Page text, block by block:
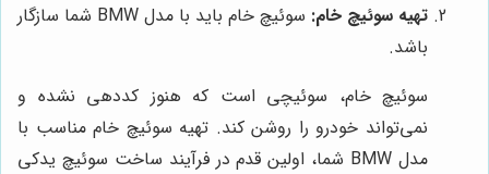
تهیه سوئیچ خام:
سوئیچ خام باید با مدل BMW شما سازگار
باشد.
سوئیچ خام، سوئیچی است که هنوز کددهی نشده و
نمی‌تواند خودرو را روشن کند. تهیه سوئیچ خام مناسب با
مدل BMW شما، اولین قدم در فرآیند ساخت سوئیچ یدکی